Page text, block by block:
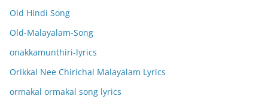
Old Hindi Song
Old-Malayalam-Song
onakkamunthiri-lyrics
Orikkal Nee Chirichal Malayalam Lyrics
ormakal ormakal song lyrics